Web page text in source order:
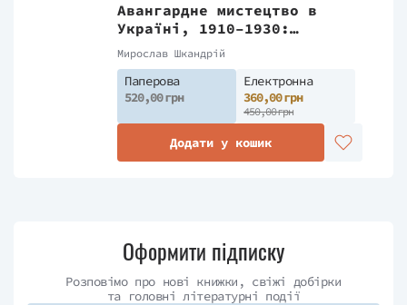
Авангардне мистецтво в
Україні, 1910–1930:
пам’ять, за яку варто
боротися
Мирослав Шкандрій
Паперова
520,00 грн
Електронна
360,00 грн
450,00 грн
Додати у кошик
Оформити підписку
Розповімо про нові книжки, свіжі добірки
та головні літературні події